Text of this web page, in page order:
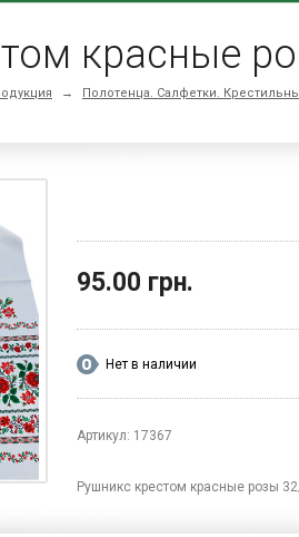
красные
→ Полотенца. Салфетки.
95.00 грн.
Нет в наличии
Артикул: 17367
Рушникс крестом красные розы